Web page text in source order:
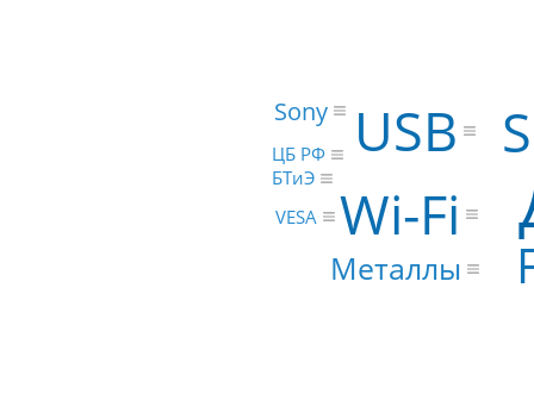
USB
Wi-Fi
Металлы
Sony
ЦБ РФ
БТиЭ
VESA